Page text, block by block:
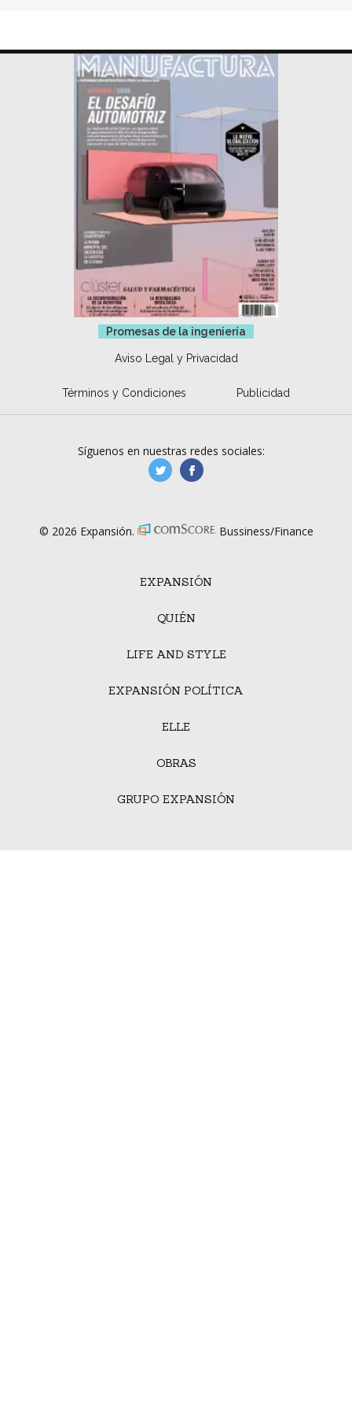
Promesas de la ingeniería
Aviso Legal y Privacidad
Términos y Condiciones Publicidad
EXPANSIÓN
QUIÉN
LIFE AND STYLE
EXPANSIÓN POLÍTICA
ELLE
OBRAS
GRUPO EXPANSIÓN
Síguenos en nuestras redes sociales:
manufacturaGE
© 2026 Expansión. Bussiness/Finance